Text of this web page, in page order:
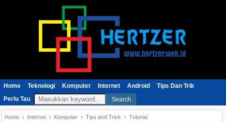
Home Teknologi Komputer Internet Android
Tips Dan Trik
Perlu Tau
Search
Home › Internet › Komputer › Tips and Trick › Tutorial